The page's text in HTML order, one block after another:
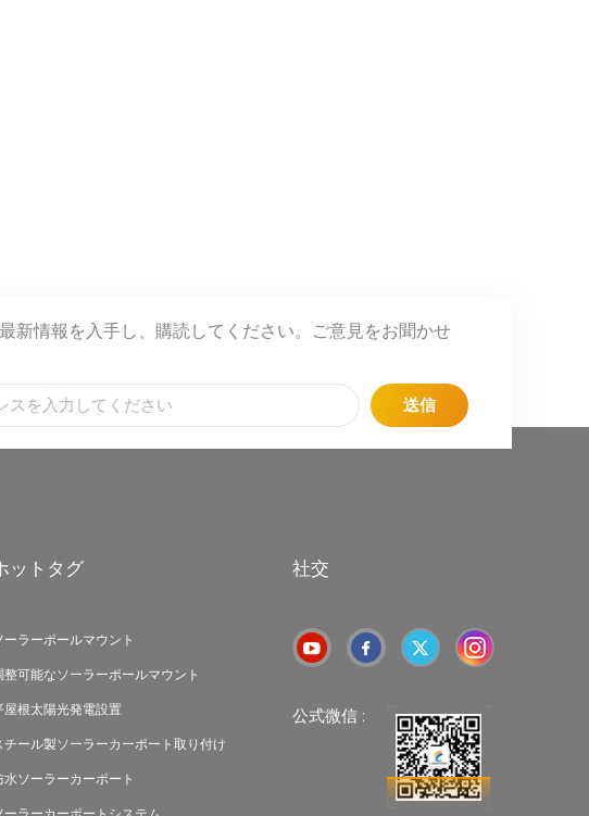
新情報を入手し、購読してください。ご意見をお聞かせ
送信
ットタグ
ーラーポールマウント
整可能なソーラーポールマウント
屋根太陽光発電設置
チール製ソーラーカーポート取り付け
水ソーラーカーポート
社交
公式微信 :